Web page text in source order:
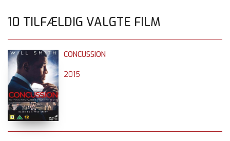
10 TILFÆLDIG VALGTE FILM
CONCUSSION
2015